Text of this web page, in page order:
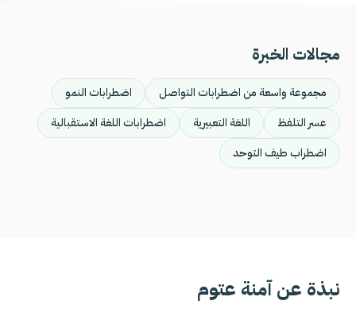
مجالات الخبرة
مجموعة واسعة من اضطرابات التواصل
اضطرابات النمو
عسر التلفظ
اللغة التعبيرية
اضطرابات اللغة الاستقبالية
اضطراب طيف التوحد
نبذة عن آمنة عتوم